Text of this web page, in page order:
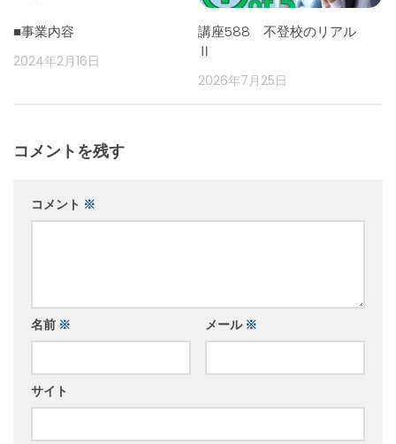
■事業内容
2024年2月16日
講座588 不登校のリアル
Ⅱ
2026年7月25日
コメントを残す
コメント ※
名前 ※ メール ※
サイト